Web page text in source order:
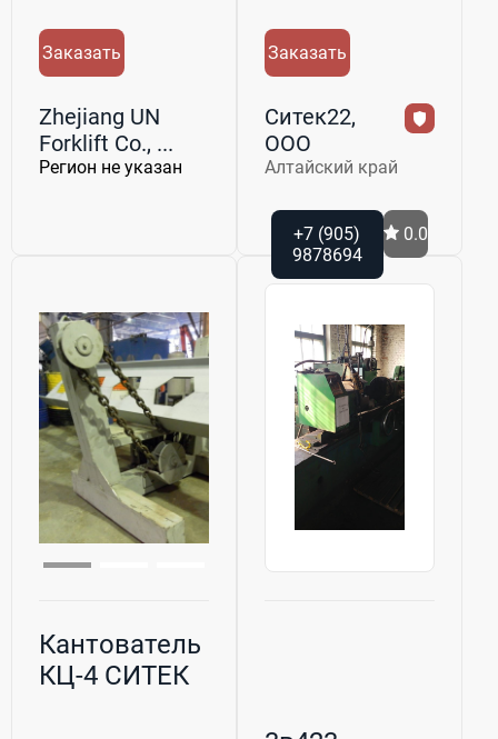
Заказать
Zhejiang UN
Forklift Co., ...
Регион не указан
Заказать
Ситек22,
ООО
Алтайский край
+7 (905)
9878694
0.0
Кантователь
КЦ-4 СИТЕК